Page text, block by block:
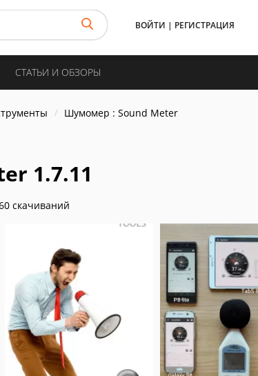
ВОЙТИ | РЕГИСТРАЦИЯ
СТАТЬИ И ОБЗОРЫ
Шумомер : Sound Meter
1.7.11
скачиваний